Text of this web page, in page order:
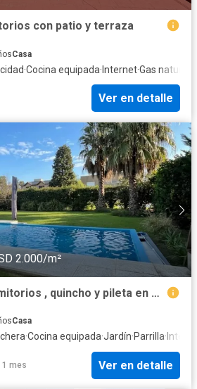
con patio y terraza
Casa
·Cocina equipada· Internet·Gas natural
Ver en detalle
2.000/m²
Venta - Casa 4 dormitorios , quincho y pileta en Country Club Palos Verdes
Casa
·Cocina equipada·Jardín·Parrilla·
mes Ver en detalle